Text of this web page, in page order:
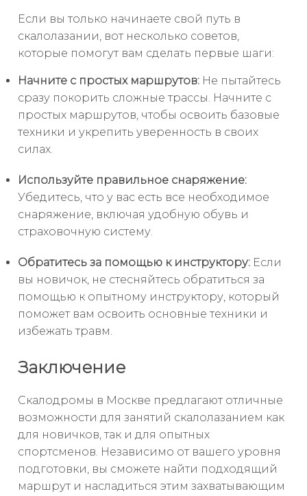
Если вы только начинаете свой путь в
скалолазании, вот несколько советов,
которые помогут вам сделать первые шаги:
Начните с простых маршрутов: Не пытайтесь
сразу покорить сложные трассы. Начните с
простых маршрутов, чтобы освоить базовые
техники и укрепить уверенность в своих
силах.
Используйте правильное снаряжение:
Убедитесь, что у вас есть все необходимое
снаряжение, включая удобную обувь и
страховочную систему.
Обратитесь за помощью к инструктору: Если
вы новичок, не стесняйтесь обратиться за
помощью к опытному инструктору, который
поможет вам освоить основные техники и
избежать травм.
Заключение
Скалодромы в Москве предлагают отличные
возможности для занятий скалолазанием как
для новичков, так и для опытных
спортсменов. Независимо от вашего уровня
подготовки, вы сможете найти подходящий
маршрут и насладиться этим захватывающим